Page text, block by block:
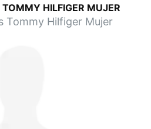
HILFIGER MUJER
Tommy Hilfiger Mujer